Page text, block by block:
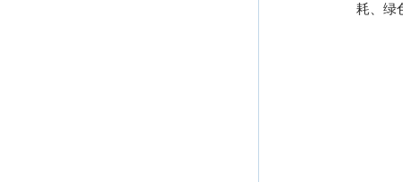
耗、绿